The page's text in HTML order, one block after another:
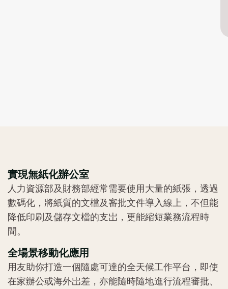
實現無紙化辦公室
人力資源部及財務部經常需要使用大量的紙張，透過
數碼化，將紙質的文檔及審批文件導入線上，不但能
降低印刷及儲存文檔的支岀，更能縮短業務流程時
間。
全場景移動化應用
用友助你打造一個隨處可達的全天候工作平台，即使
在家辦公或海外岀差，亦能隨時隨地進行流程審批、